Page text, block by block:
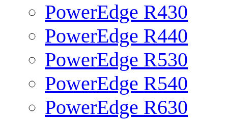
PowerEdge R430
PowerEdge R440
PowerEdge R530
PowerEdge R540
PowerEdge R630